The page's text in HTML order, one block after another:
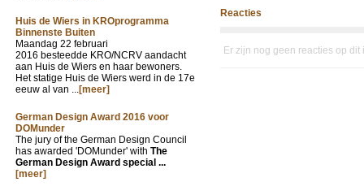
Huis de Wiers in KROprogramma
Binnenste Buiten
Maandag 22 februari
2016 besteedde KRO/NCRV aandacht
aan Huis de Wiers en haar bewoners.
Het statige Huis de Wiers werd in de 17e
eeuw al van ...[meer]
German Design Award 2016 voor
DOMunder
The jury of the German Design Council
has awarded 'DOMunder' with The
German Design Award special ...
[meer]
Reacties
Er zijn nog geen reacties op dit